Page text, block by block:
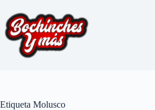
contenido
Etiqueta Molusco